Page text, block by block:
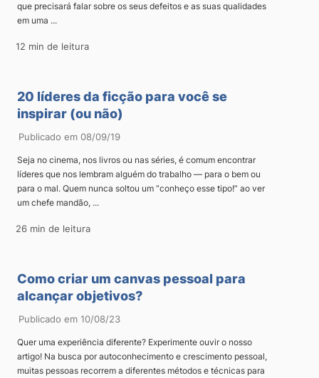
que precisará falar sobre os seus defeitos e as suas qualidades
em uma ...
12 min de leitura
20 líderes da ficção para você se
inspirar (ou não)
Publicado em 08/09/19
Seja no cinema, nos livros ou nas séries, é comum encontrar
líderes que nos lembram alguém do trabalho — para o bem ou
para o mal. Quem nunca soltou um “conheço esse tipo!” ao ver
um chefe mandão, ...
26 min de leitura
Como criar um canvas pessoal para
alcançar objetivos?
Publicado em 10/08/23
Quer uma experiência diferente? Experimente ouvir o nosso
artigo! Na busca por autoconhecimento e crescimento pessoal,
muitas pessoas recorrem a diferentes métodos e técnicas para